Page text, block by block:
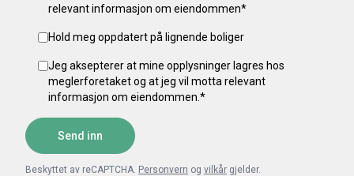
relevant informasjon om eiendommen*
Hold meg oppdatert på lignende boliger
Jeg aksepterer at mine opplysninger lagres hos
meglerforetaket og at jeg vil motta relevant
informasjon om eiendommen. *
Send inn
Beskyttet av reCAPTCHA. Personvern og vilkår gjelder.